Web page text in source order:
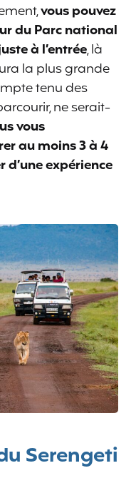
vous pouvez
du Parc national
à l’entrée, là
la plus grande
tenu des
ne serait-
vous
au moins 3 à 4
expérience
Serengeti